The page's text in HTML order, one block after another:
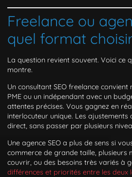
Freelance ou
quel format
La question revient souvent. Voici ce
montre.
Un consultant SEO freelance convient
PME ou un indépendant avec un
attentes précises. Vous gagnez en
interlocuteur unique. Les
direct, sans passer par plusieurs
Une agence SEO a plus de sens si
commerce de grande taille, plusieurs
couvrir, ou des besoins très variés à
différences et priorités entre les deux